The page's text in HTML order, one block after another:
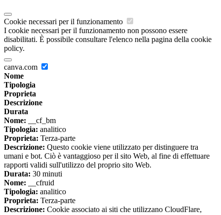
Cookie necessari per il funzionamento
I cookie necessari per il funzionamento non possono essere
disabilitati. È possibile consultare l'elenco nella pagina della cookie
policy.
canva.com
Nome
Tipologia
Proprieta
Descrizione
Durata
Nome: __cf_bm
Tipologia: analitico
Proprieta: Terza-parte
Descrizione: Questo cookie viene utilizzato per distinguere tra
umani e bot. Ciò è vantaggioso per il sito Web, al fine di effettuare
rapporti validi sull'utilizzo del proprio sito Web.
Durata: 30 minuti
Nome: __cfruid
Tipologia: analitico
Proprieta: Terza-parte
Descrizione: Cookie associato ai siti che utilizzano CloudFlare,